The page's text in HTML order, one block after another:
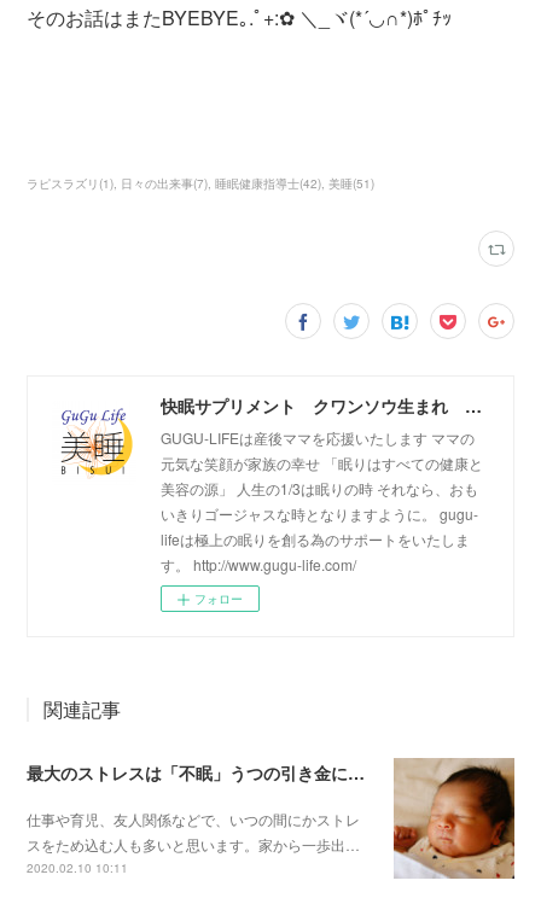
そのお話はまたBYEBYE｡.ﾟ+:✿ ＼_ヾ(*´◡∩*)ﾎﾟﾁｯ
ラピスラズリ (1) 日々の出来事(7) 睡眠健康指導士(42) 美睡(51)
快眠サプリメント クワンソウ生まれ 美睡（びすい）のご紹介
GUGU-LIFEは産後ママを応援いたします ママの
元気な笑顔が家族の幸せ 「眠りはすべての健康と
美容の源」 人生の1/3は眠りの時 それなら、おも
いきりゴージャスな時となりますように。 gugu-
lifeは極上の眠りを創る為のサポートをいたしま
す。 http://www.gugu-life.com/
フォロー
関連記事
最大のストレスは「不眠」うつの引き金にもなる「よく眠れない」ことの恐ろしさ 今こそ始めよう！『眠活（みんかつ）のススメ』
仕事や育児、友人関係などで、いつの間にかストレ
スをため込む人も多いと思います。家から一歩出…
2020.02.10 10:11